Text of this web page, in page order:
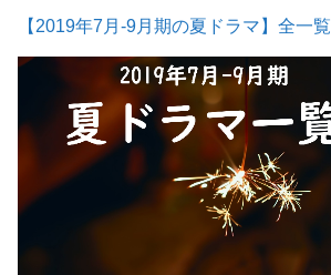
【2019年7月-9月期の夏ドラマ】全一覧